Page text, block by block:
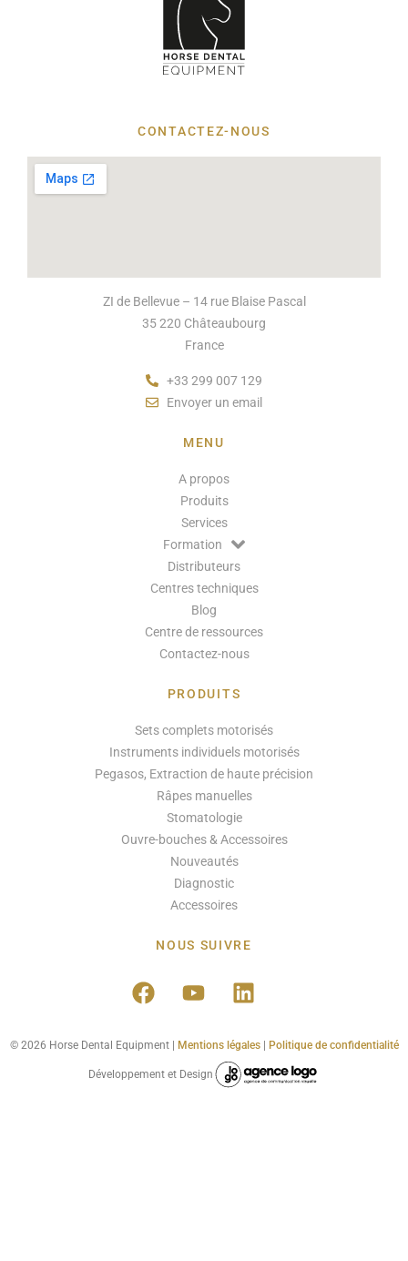
CONTACTEZ-NOUS
ZI de Bellevue – 14 rue Blaise Pascal
35 220 Châteaubourg
France
+33 299 007 129
Envoyer un email
MENU
A propos
Produits
Services
Formation
Distributeurs
Centres techniques
Blog
Centre de ressources
Contactez-nous
PRODUITS
Sets complets motorisés
Instruments individuels motorisés
Pegasos, Extraction de haute précision
Râpes manuelles
Stomatologie
Ouvre-bouches & Accessoires
Nouveautés
Diagnostic
Accessoires
NOUS SUIVRE
© 2026 Horse Dental Equipment | Mentions légales| Politique de confidentialité
Développement et Design